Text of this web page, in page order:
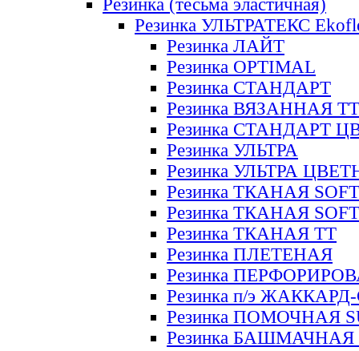
Резинка (тесьма эластичная)
Резинка УЛЬТРАТЕКС
Резинка ЛАЙТ
Резинка OPTIMAL
Резинка СТАНДАРТ
Резинка ВЯЗАННАЯ ТТ
Резинка СТАНДАРТ
Резинка УЛЬТРА
Резинка УЛЬТРА
Резинка ТКАНАЯ SOFT
Резинка ТКАНАЯ
Резинка ТКАНАЯ ТТ
Резинка ПЛЕТЕНАЯ
Резинка
Резинка п/э
Резинка ПОМОЧНАЯ
Резинка БАШМАЧНАЯ